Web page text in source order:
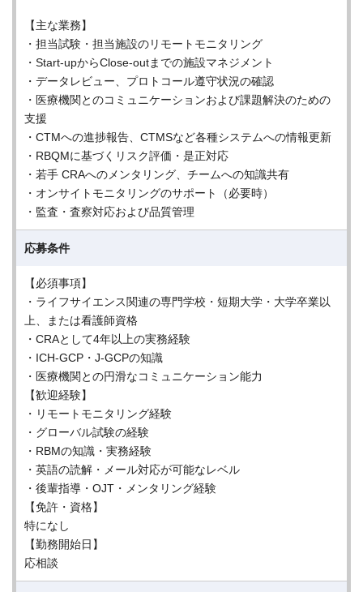
【主な業務】
・担当試験・担当施設のリモートモニタリング
・Start-upからClose-outまでの施設マネジメント
・データレビュー、プロトコール遵守状況の確認
・医療機関とのコミュニケーションおよび課題解決のための
支援
・CTMへの進捗報告、CTMSなど各種システムへの情報更新
・RBQMに基づくリスク評価・是正対応
・若手 CRAへのメンタリング、チームへの知識共有
・オンサイトモニタリングのサポート（必要時）
・監査・査察対応および品質管理
応募条件
【必須事項】
・ライフサイエンス関連の専門学校・短期大学・大学卒業以
上、または看護師資格
・CRAとして4年以上の実務経験
・ICH-GCP・J-GCPの知識
・医療機関との円滑なコミュニケーション能力
【歓迎経験】
・リモートモニタリング経験
・グローバル試験の経験
・RBMの知識・実務経験
・英語の読解・メール対応が可能なレベル
・後輩指導・OJT・メンタリング経験
【免許・資格】
特になし
【勤務開始日】
応相談